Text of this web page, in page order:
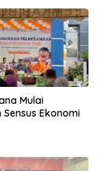
Mulai
Ekonomi